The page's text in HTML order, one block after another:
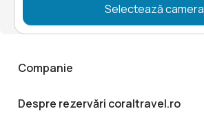
Selectează camera
Companie
Despre rezervări coraltravel.ro